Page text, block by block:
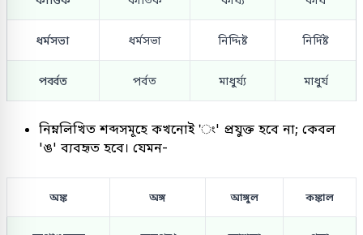
ধর্মসভা ধর্মসভা নিদ্দিষ্ট নির্দিষ্ট
পর্ব্বত পর্বত মাধুর্য্য মাধুর্য
নিম্নলিখিত শব্দসমূহে কখনোই 'ং' প্রযুক্ত হবে না; কেবল
'ঙ' ব্যবহৃত হবে। যেমন-
অঙ্ক অঙ্গ আঙ্গুল কঙ্কাল